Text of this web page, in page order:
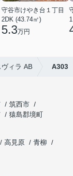
守谷市けやき台１丁目
2DK (43.74㎡)
5.3万円
ィラ AB A303
筑西市
猿島郡境町
高見原
青柳